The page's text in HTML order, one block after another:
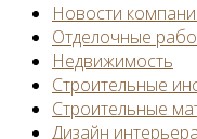
Новости
Отделочные
Недвижимость
Строительные
Строительные
Дизайн интерьера